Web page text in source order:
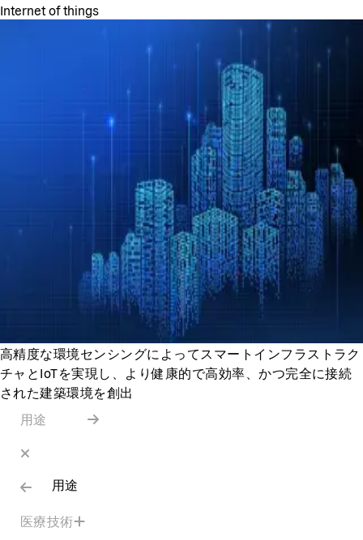
Internet of things
高精度な環境センシングによってスマートインフラストラク
チャとIoTを実現し、より健康的で高効率、かつ完全に接続
された建築環境を創出
用途
用途
医療技術